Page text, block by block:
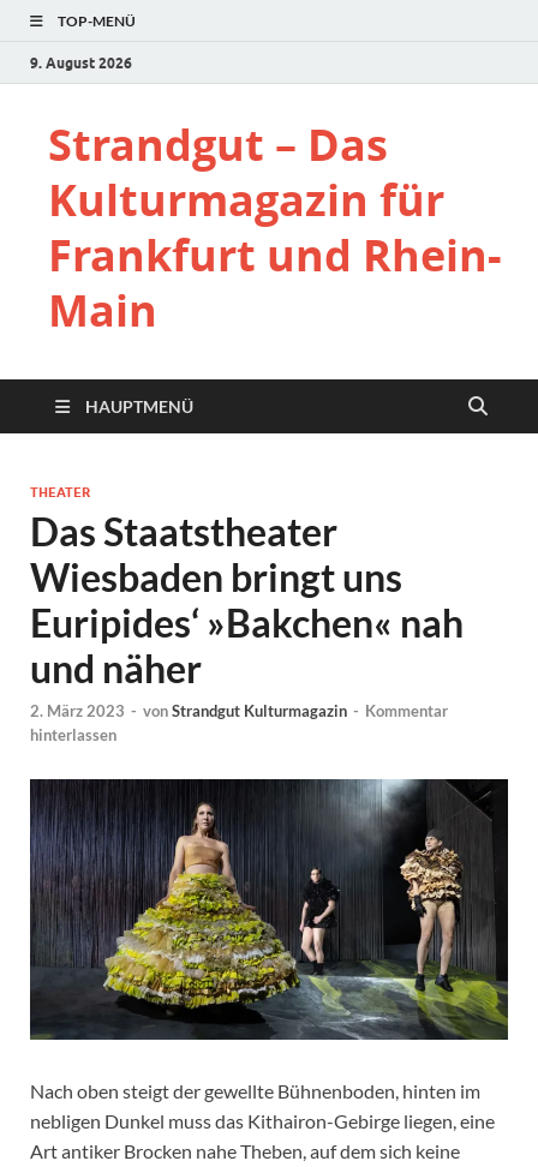
TOP-MENÜ
9. August 2026
Strandgut – Das
Kulturmagazin für
Frankfurt und Rhein-
Main
HAUPTMENÜ
THEATER
Das Staatstheater
Wiesbaden bringt uns
Euripides‘ »Bakchen« nah
und näher
2. März 2023 - vonStrandgut Kulturmagazin - Kommentar
hinterlassen
Nach oben steigt der gewellte Bühnenboden, hinten im
nebligen Dunkel muss das Kithairon-Gebirge liegen, eine
Art antiker Brocken nahe Theben, auf dem sich keine